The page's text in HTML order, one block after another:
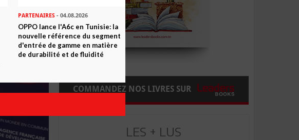
COMMANDEZ NOS LIVRES SUR
LES + LUS
PARTENAIRES- 04.08.2026
OPPO lance l'A6c en Tunisie: la
nouvelle référence du segment
d'entrée de gamme en matière
de durabilité et de fluidité